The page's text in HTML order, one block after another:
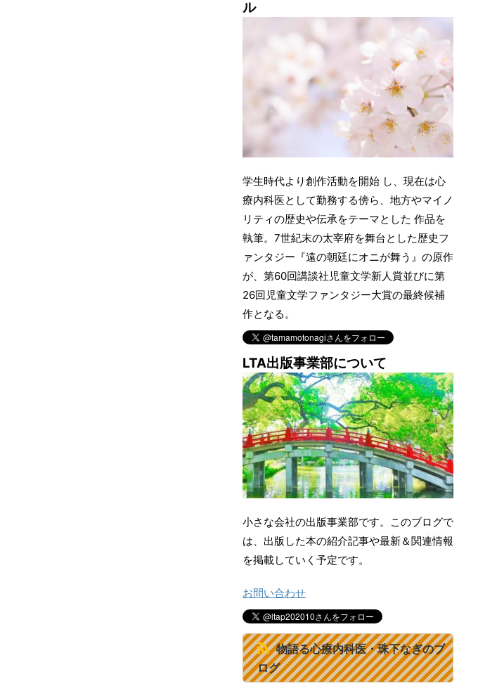
ル
学生時代より創作活動を開始 し、現在は心
療内科医として勤務する傍ら、地方やマイノ
リティの歴史や伝承をテーマとした 作品を
執筆。7世紀末の太宰府を舞台とした歴史フ
ァンタジー『遠の朝廷にオニが舞う』の原作
が、第60回講談社児童文学新人賞並びに第
26回児童文学ファンタジー大賞の最終候補
作となる。
LTA出版事業部について
小さな会社の出版事業部です。このブログで
は、出版した本の紹介記事や最新＆関連情報
を掲載していく予定です。
お問い合わせ
物語る心療内科医・珠下なぎのブ
ログ